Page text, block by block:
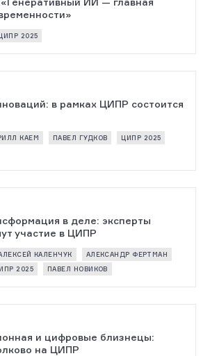
2025
в рамках ЦИПР состоится
КАЕМ ПАВЕЛ ГУДКОВ
ЦИПР 2025
в деле: эксперты
участие в ЦИПР
КАЛЕНЧУК
АЛЕКСАНДР ФЕРТМАН
2025 ПАВЕЛ НОВИКОВ
и цифровые близнецы:
на ЦИПР